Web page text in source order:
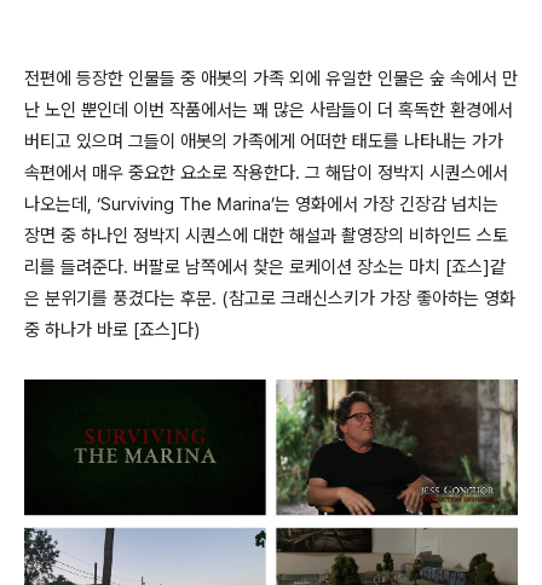
전편에 등장한 인물들 중 애봇의 가족 외에 유일한 인물은 숲 속에서 만
난 노인 뿐인데 이번 작품에서는 꽤 많은 사람들이 더 혹독한 환경에서
버티고 있으며 그들이 애봇의 가족에게 어떠한 태도를 나타내는 가가
속편에서 매우 중요한 요소로 작용한다. 그 해답이 정박지 시퀀스에서
나오는데, ‘Surviving The Marina’는 영화에서 가장 긴장감 넘치는
장면 중 하나인 정박지 시퀀스에 대한 해설과 촬영장의 비하인드 스토
리를 들려준다. 버팔로 남쪽에서 찾은 로케이션 장소는 마치 [죠스]같
은 분위기를 풍겼다는 후문. (참고로 크래신스키가 가장 좋아하는 영화
중 하나가 바로 [죠스]다)